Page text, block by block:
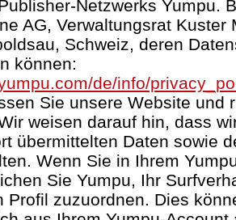
Netzwerks Yumpu.
AG, Verwaltungsrat Kuster
Schweiz, deren
können:
de/info/
Sie unsere Website und
weisen darauf hin, dass
übermittelten Daten sowie
Wenn Sie in Ihrem
Sie Yumpu, Ihr
Profil zuzuordnen. Dies